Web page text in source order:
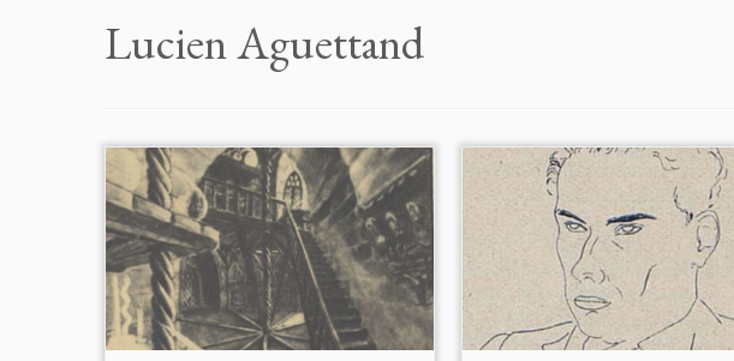
Lucien Aguettand